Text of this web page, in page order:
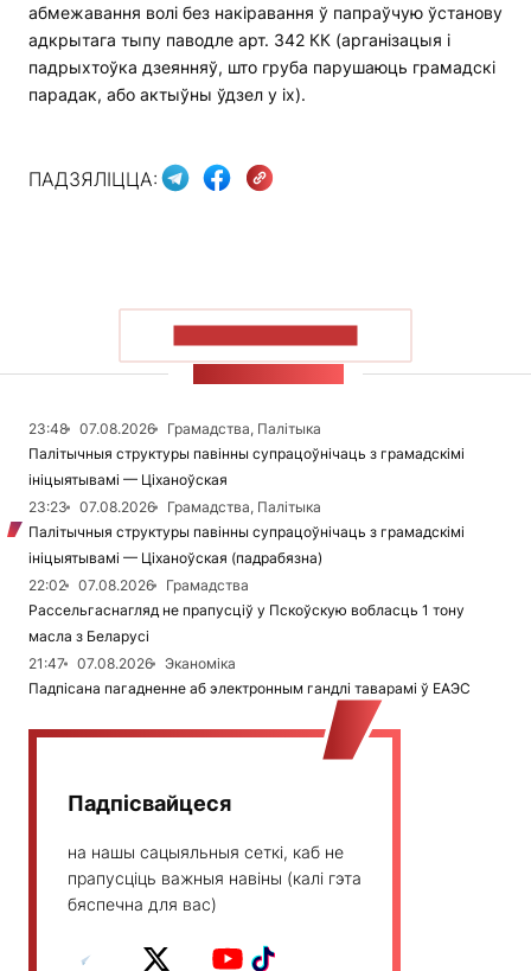
абмежавання волі без накіравання ў папраўчую ўстанову
адкрытага тыпу паводле арт. 342 КК (арганізацыя і
падрыхтоўка дзеянняў, што груба парушаюць грамадскі
парадак, або актыўны ўдзел у іх).
ПАДЗЯЛІЦЦА:
23:48 07.08.2026
Грамадства, Палітыка
Палітычныя структуры павінны супрацоўнічаць з грамадскімі
ініцыятывамі — Ціханоўская
23:23
07.08.2026
Грамадства, Палітыка
Палітычныя структуры павінны супрацоўнічаць з грамадскімі
ініцыятывамі — Ціханоўская (падрабязна)
22:02
07.08.2026
Грамадства
Рассельгаснагляд не прапусціў у Пскоўскую вобласць 1 тону
масла з Беларусі
21:47
07.08.2026
Эканоміка
Падпісана пагадненне аб электронным гандлі таварамі ў ЕАЭС
Падпісвайцеся
на нашы сацыяльныя сеткі, каб не
прапусціць важныя навіны (калі гэта
бяспечна для вас)